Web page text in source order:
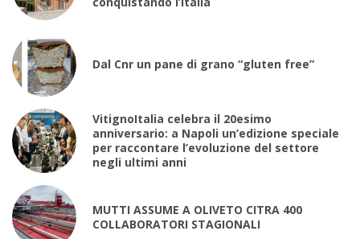
Dal Cnr un pane di grano “gluten free”
VitignoItalia celebra il 20esimo
anniversario: a Napoli un’edizione speciale
per raccontare l’evoluzione del settore
negli ultimi anni
MUTTI ASSUME A OLIVETO CITRA 400
COLLABORATORI STAGIONALI